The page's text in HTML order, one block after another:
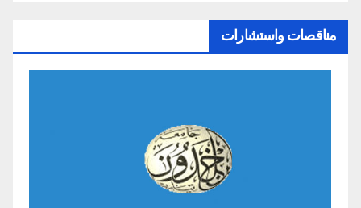
مناقصات واستشارات